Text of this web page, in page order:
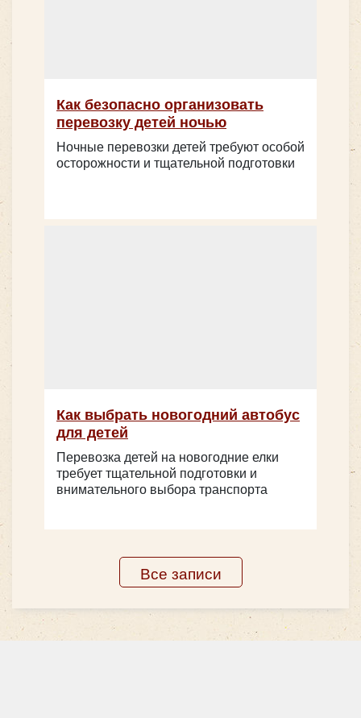
Как безопасно организовать
перевозку детей ночью
Ночные перевозки детей требуют особой
осторожности и тщательной подготовки
Как выбрать новогодний автобус
для детей
Перевозка детей на новогодние елки
требует тщательной подготовки и
внимательного выбора транспорта
Все записи